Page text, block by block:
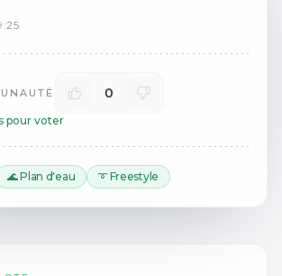
0
pour voter
🌊 Plan d'eau ➰ Freestyle